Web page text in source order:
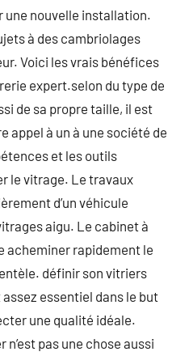
une nouvelle installation.
à des cambriolages
Voici les vrais bénéfices
expert.selon du type de
de sa propre taille, il est
appel à un à une société de
et les outils
le vitrage. Le travaux
d’un véhicule
aigu. Le cabinet à
acheminer rapidement le
définir son vitriers
essentiel dans le but
une qualité idéale.
pas une chose aussi